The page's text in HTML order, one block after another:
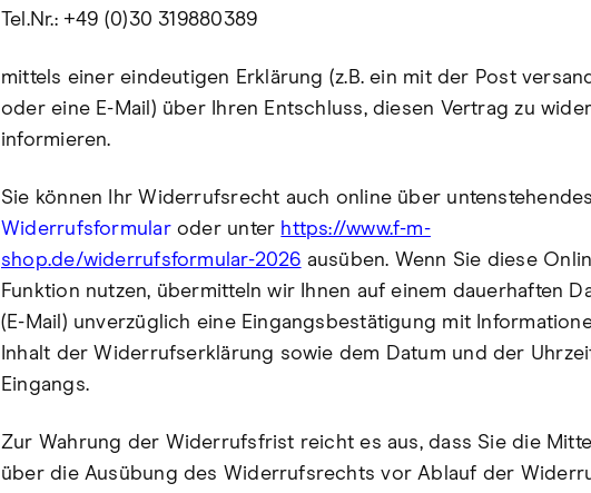
Tel.Nr.: +49 (0)30 319880389
mittels einer eindeutigen Erklärung (z.B. ein mit der Post
oder eine E-Mail) über Ihren Entschluss, diesen Vertrag zu
informieren.
Sie können Ihr Widerrufsrecht auch online über untenstehendes
Widerrufsformular oder unter https://www.f-m-
shop.de/widerrufsformular-2026 ausüben. Wenn Sie diese
Funktion nutzen, übermitteln wir Ihnen auf einem dauerhaften
(E-Mail) unverzüglich eine Eingangsbestätigung mit
Inhalt der Widerrufserklärung sowie dem Datum und der
Eingangs.
Zur Wahrung der Widerrufsfrist reicht es aus, dass Sie die
über die Ausübung des Widerrufsrechts vor Ablauf der